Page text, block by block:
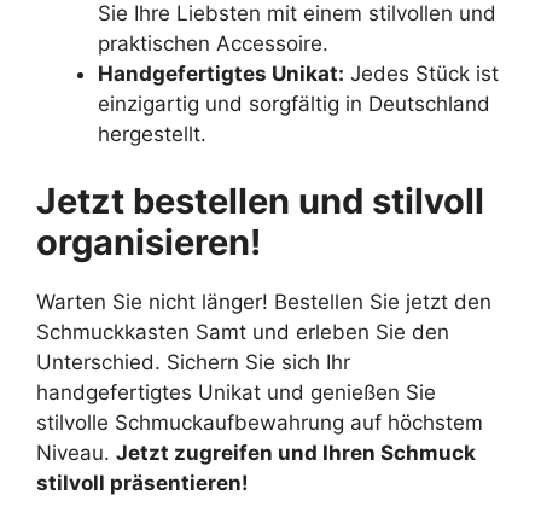
Sie Ihre Liebsten mit einem stilvollen und
praktischen Accessoire.
Handgefertigtes Unikat: Jedes Stück ist
einzigartig und sorgfältig in Deutschland
hergestellt.
Jetzt bestellen und stilvoll
organisieren!
Warten Sie nicht länger! Bestellen Sie jetzt den
Schmuckkasten Samt und erleben Sie den
Unterschied. Sichern Sie sich Ihr
handgefertigtes Unikat und genießen Sie
stilvolle Schmuckaufbewahrung auf höchstem
Niveau. Jetzt zugreifen und Ihren Schmuck
stilvoll präsentieren!